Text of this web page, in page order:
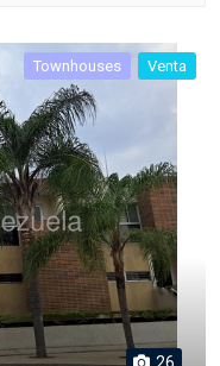
Townhouses Venta
26